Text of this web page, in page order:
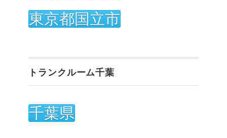
東京都国立市
トランクルーム千葉
千葉県